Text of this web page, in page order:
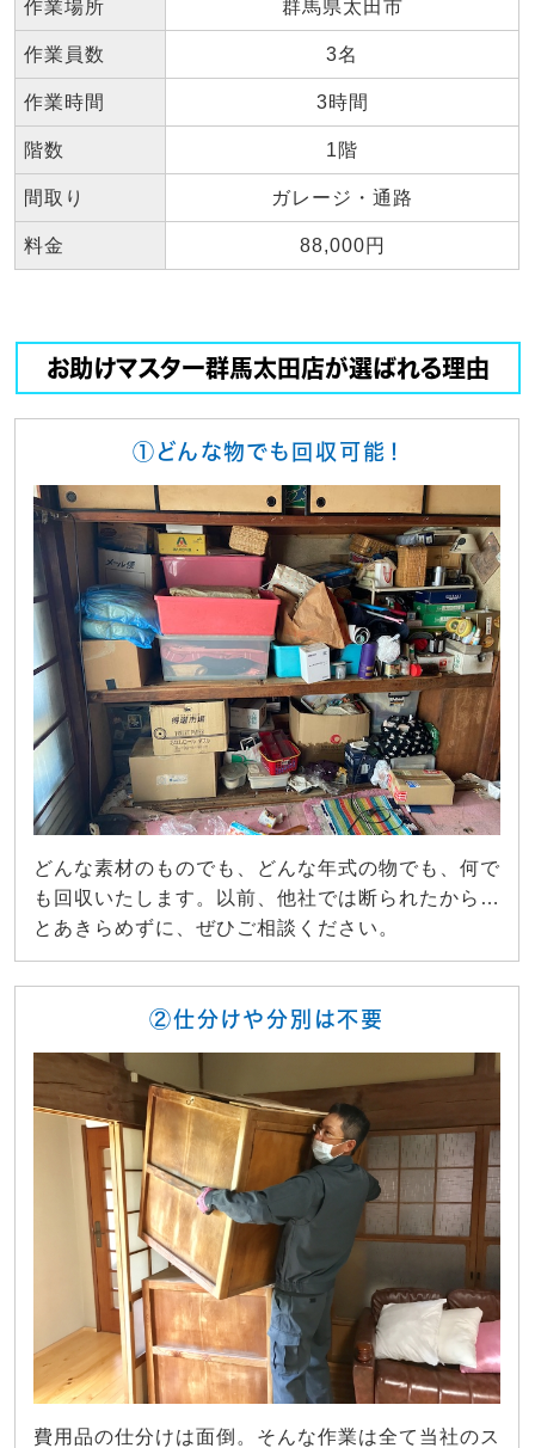
作業場所 群馬県太田市
作業員数 3名
作業時間 3時間
階数 1階
間取り ガレージ・通路
料金 88,000円
お助けマスター群馬太田店が選ばれる理由
①どんな物でも回収可能！
どんな素材のものでも、どんな年式の物でも、何で
も回収いたします。以前、他社では断られたから…
とあきらめずに、ぜひご相談ください。
②仕分けや分別は不要
費用品の仕分けは面倒。そんな作業は全て当社のス